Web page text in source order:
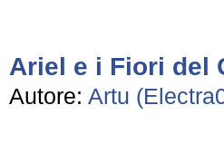
Ariel e i Fiori del
Autore: Artu